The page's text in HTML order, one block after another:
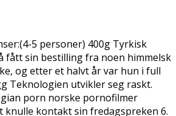
5 personer) 400g Tyrkisk
fått sin bestilling fra noen himmelsk
og etter et halvt år var hun i full
Teknologien utvikler seg raskt.
porn norske pornofilmer
kontakt sin fredagspreken 6.